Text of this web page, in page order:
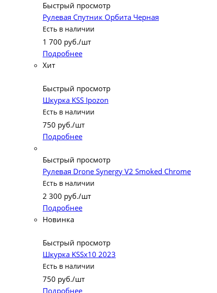
Быстрый просмотр
Рулевая Спутник Орбита Черная
Есть в наличии
1 700 руб./шт
Подробнее
Хит
Быстрый просмотр
Шкурка KSS Ipozon
Есть в наличии
750 руб./шт
Подробнее
Быстрый просмотр
Рулевая Drone Synergy V2 Smoked Chrome
Есть в наличии
2 300 руб./шт
Подробнее
Новинка
Быстрый просмотр
Шкурка KSSx10 2023
Есть в наличии
750 руб./шт
Подробнее